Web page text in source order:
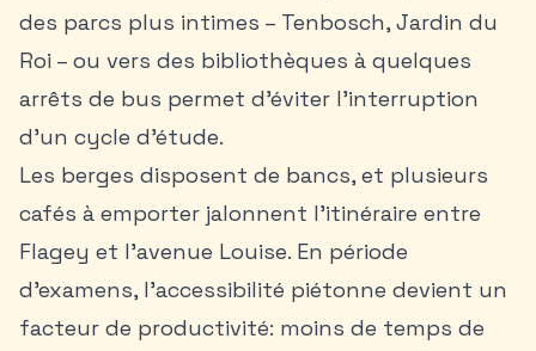
des parcs plus intimes – Tenbosch, Jardin du
Roi – ou vers des bibliothèques à quelques
arrêts de bus permet d’éviter l’interruption
d’un cycle d’étude.
Les berges disposent de bancs, et plusieurs
cafés à emporter jalonnent l’itinéraire entre
Flagey et l’avenue Louise. En période
d’examens, l’accessibilité piétonne devient un
facteur de productivité: moins de temps de